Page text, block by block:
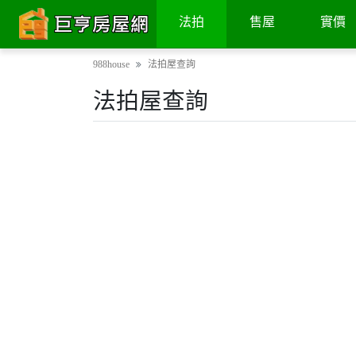
法拍 售屋 實價
988house 法拍屋查詢
法拍屋查詢